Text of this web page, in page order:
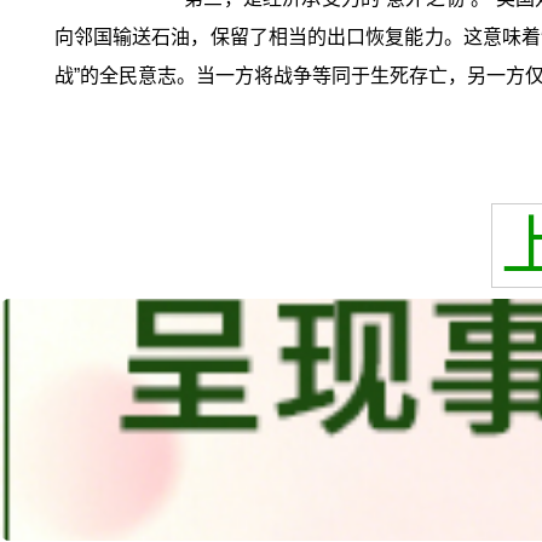
向邻国输送石油，保留了相当的出口恢复能力。这意味
战”的全民意志。当一方将战争等同于生死存亡，另一